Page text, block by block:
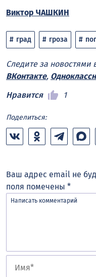
Виктор ЧАШКИН
град гроза
Следите за новостями
ВКонтакте,
Нравится
1
Поделиться:
Ваш адрес email не
поля помечены *